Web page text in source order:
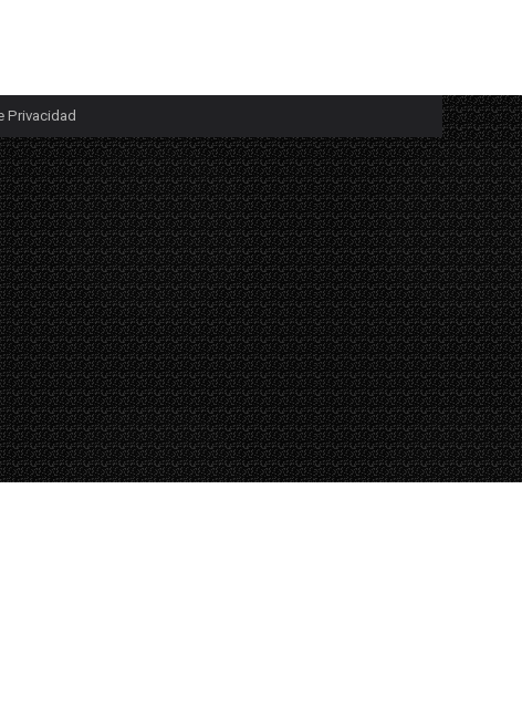
Privacidad
botón y elegir la opción "Guardar como, Guardar enlace como o